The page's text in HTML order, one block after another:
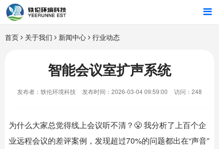
首页
行业解决方案
智能硬件
关于我们
首页 关于我们 新闻中心 行业动态
智能会议室扩声系统
发布者：轶伦环境科技 发布时间：2026-03-04 09:59:00 访问：248
为什么大家总觉得线上会议听不清？😤 我分析了上百个企
业远程会议的差评案例，发现超过70%的问题都出在“声音”